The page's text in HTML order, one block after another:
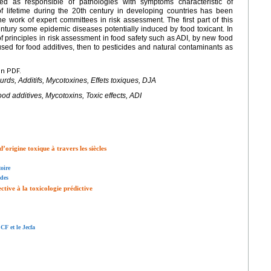
lifetime during the 20th century in developing countries has been
work of expert committees in risk assessment. The first part of this
some epidemic diseases potentially induced by food toxicant. In
principles in risk assessment in food safety such as ADI, by new food
for food additives, then to pesticides and natural contaminants as
PDF.
Additifs, Mycotoxines, Effets toxiques, DJA
additives, Mycotoxins, Toxic effects, ADI
toxique à travers les siècles
à la toxicologie prédictive
et le Jecfa